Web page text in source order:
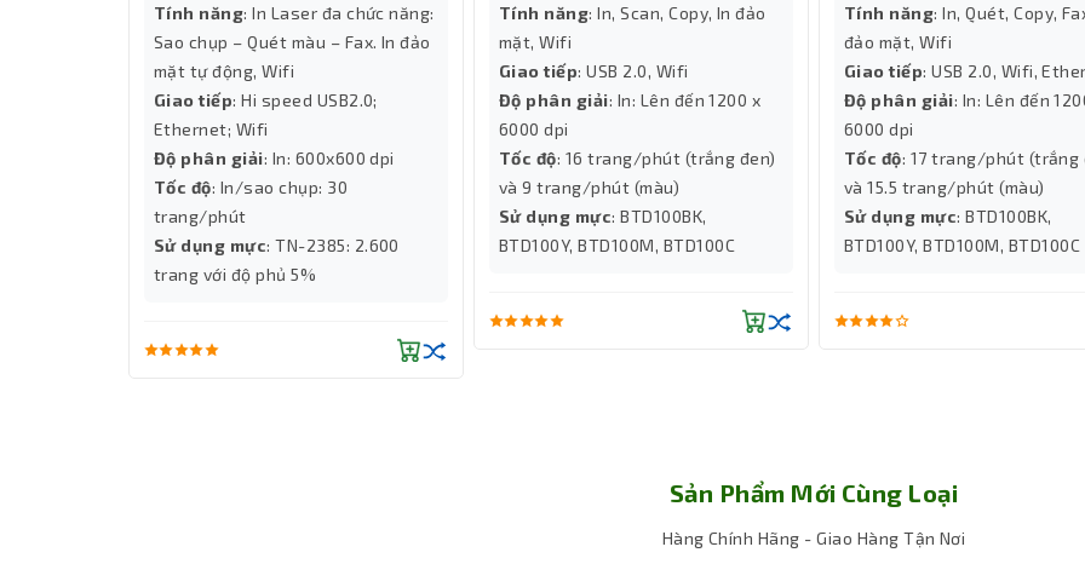
liệu khổ A4, quét 2 mặt tự động và lưu trữ số hóa chuyên nghiệp.
Không chỉ phù hợp cho môi trường làm việc bận rộn, HP ScanJet Pro N6600 fnw1 còn hỗ trợ nhiều định dạng file,
thích đa hệ điều hành và tích hợp công nghệ tiết kiệm năng lượng, đáp ứng tiêu chuẩn máy scan văn phòng hiện đại.
Đặc điểm nổi bật của Máy scan HP ScanJet Pro N6600 fnw1 (20G08A)
Tính năng: In Laser đa chức năng:
Sao chụp – Quét màu – Fax. In đảo
mặt tự động, Wifi
Giao tiếp: Hi speed USB2.0;
Ethernet; Wifi
Độ phân giải: In: 600x600 dpi
Tốc độ: In/sao chụp: 30
trang/phút
Sử dụng mực: TN-2385: 2.600
trang với độ phủ 5%
Tính năng: In, Scan, Copy, In đảo
mặt, Wifi
Giao tiếp: USB 2.0, Wifi
Độ phân giải: In: Lên đến 1200 x
6000 dpi
Tốc độ: 16 trang/phút (trắng đen)
và 9 trang/phút (màu)
Sử dụng mực: BTD100BK,
BTD100Y, BTD100M, BTD100C
Tính năng: In, Quét, Copy,
đảo mặt, Wifi
Giao tiếp: USB 2.0, Wifi,
Độ phân giải: In: Lên đến
6000 dpi
Tốc độ: 17 trang/phút (trắng
và 15.5 trang/phút (màu)
Sử dụng mực: BTD100BK,
BTD100Y, BTD100M, BTD100C
Sản Phẩm Mới Cùng Loại
Hàng Chính Hãng - Giao Hàng Tận Nơi